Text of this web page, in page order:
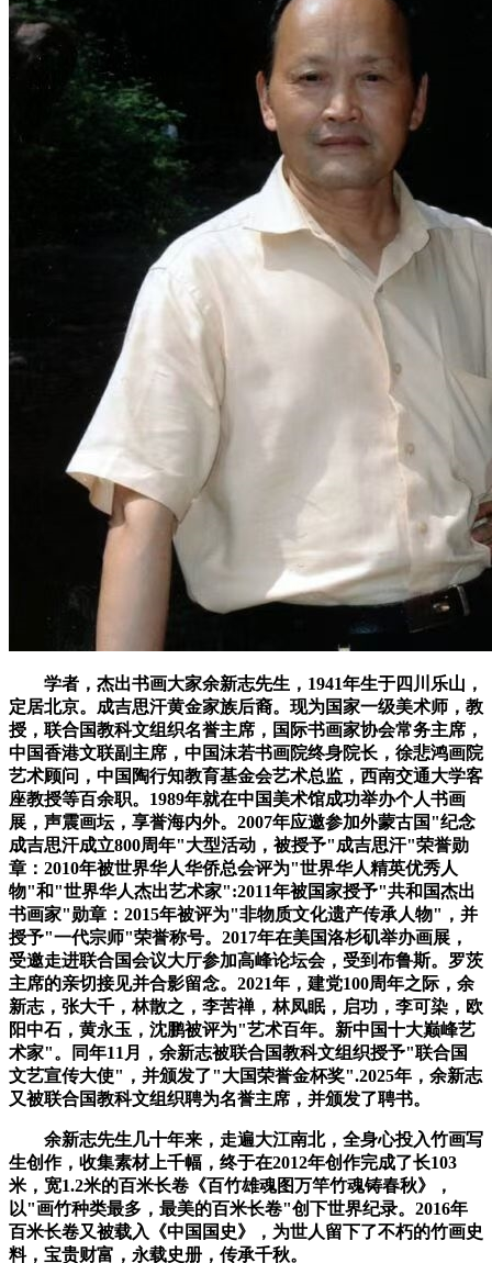
学者，杰出书画大家余新志先生，1941年生于四川乐山，
定居北京。成吉思汗黄金家族后裔。现为国家一级美术师，教
授，联合国教科文组织名誉主席，国际书画家协会常务主席，
中国香港文联副主席，中国沫若书画院终身院长，徐悲鸿画院
艺术顾问，中国陶行知教育基金会艺术总监，西南交通大学客
座教授等百余职。1989年就在中国美术馆成功举办个人书画
展，声震画坛，享誉海内外。2007年应邀参加外蒙古国"纪念
成吉思汗成立800周年"大型活动，被授予"成吉思汗"荣誉勋
章：2010年被世界华人华侨总会评为"世界华人精英优秀人
物"和"世界华人杰出艺术家":2011年被国家授予"共和国杰出
书画家"勋章：2015年被评为"非物质文化遗产传承人物"，并
授予"一代宗师"荣誉称号。2017年在美国洛杉矶举办画展，
受邀走进联合国会议大厅参加高峰论坛会，受到布鲁斯。罗茨
主席的亲切接见并合影留念。2021年，建党100周年之际，余
新志，张大千，林散之，李苦禅，林凤眠，启功，李可染，欧
阳中石，黄永玉，沈鹏被评为"艺术百年。新中国十大巅峰艺
术家"。同年11月，余新志被联合国教科文组织授予"联合国
文艺宣传大使"，并颁发了"大国荣誉金杯奖".2025年，余新志
又被联合国教科文组织聘为名誉主席，并颁发了聘书。
余新志先生几十年来，走遍大江南北，全身心投入竹画写
生创作，收集素材上千幅，终于在2012年创作完成了长103
米，宽1.2米的百米长卷《百竹雄魂图万竿竹魂铸春秋》，
以"画竹种类最多，最美的百米长卷"创下世界纪录。2016年
百米长卷又被载入《中国国史》，为世人留下了不朽的竹画史
料，宝贵财富，永载史册，传承千秋。